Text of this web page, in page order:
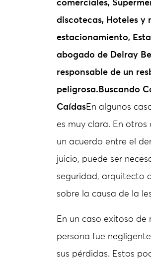
comerciales,
discotecas, Hoteles y
estacionamiento,
abogado de Delray
responsable de un
peligrosa. Buscando
CaídasEn algunos
es muy clara. En otros
un acuerdo entre el
juicio, puede ser
seguridad, arquitecto
sobre la causa de la
En un caso exitoso
persona fue
sus pérdidas. Estos